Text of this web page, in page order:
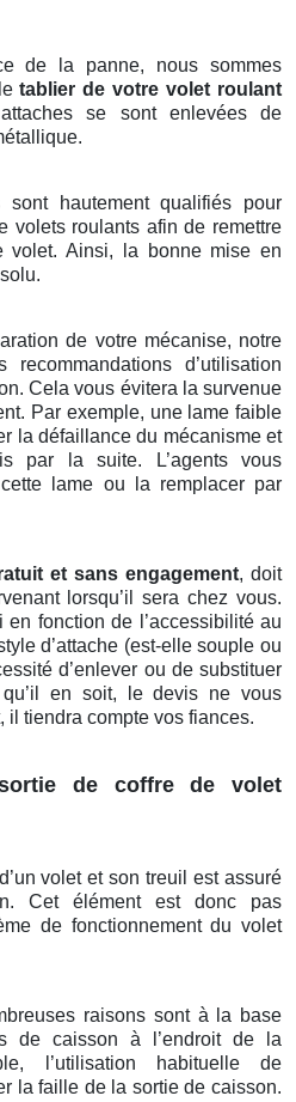
de la panne, nous sommes
letablier de votre volet roulant
se sont enlevées de
sont hautement qualifiés pour
volets roulants afin de remettre
volet. Ainsi, la bonne mise en
de votre mécanise, notre
d’utilisation
Cela vous évitera la survenue
Par exemple, une lame faible
la défaillance du mécanisme et
par la suite. L’agents vous
cette lame ou la remplacer par
et sans engagement, doit
lorsqu’il sera chez vous.
fonction de l’accessibilité au
d’attache (est-elle souple ou
d’enlever ou de substituer
en soit, le devis ne vous
il tiendra compte vos fiances.
de coffre de volet
volet et son treuil est assuré
Cet élément est donc pas
de fonctionnement du volet
raisons sont à la base
de caisson à l’endroit de la
l’utilisation habituelle de
la faille de la sortie de caisson.